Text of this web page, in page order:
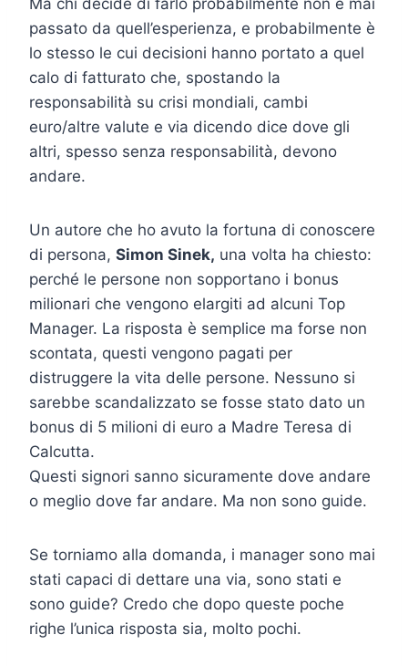
passato da quell’esperienza, e probabilmente è
lo stesso le cui decisioni hanno portato a quel
calo di fatturato che, spostando la
responsabilità su crisi mondiali, cambi
euro/altre valute e via dicendo dice dove gli
altri, spesso senza responsabilità, devono
andare.
Un autore che ho avuto la fortuna di conoscere
di persona, Simon Sinek, una volta ha chiesto:
perché le persone non sopportano i bonus
milionari che vengono elargiti ad alcuni Top
Manager. La risposta è semplice ma forse non
scontata, questi vengono pagati per
distruggere la vita delle persone. Nessuno si
sarebbe scandalizzato se fosse stato dato un
bonus di 5 milioni di euro a Madre Teresa di
Calcutta.
Questi signori sanno sicuramente dove andare
o meglio dove far andare. Ma non sono guide.
Se torniamo alla domanda, i manager sono mai
stati capaci di dettare una via, sono stati e
sono guide? Credo che dopo queste poche
righe l’unica risposta sia, molto pochi.